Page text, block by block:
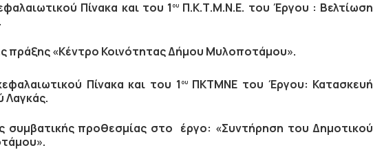
Πίνακα και του 1 ου Π.Κ.Τ.Μ.Ν.Ε. του Έργου : Βελτίωση
πράξης «Κέντρο Κοινότητας Δήμου Μυλοποτάμου».
Πίνακα και του 1 ουΠΚΤΜΝΕ του Έργου: Κατασκευή
Λαγκάς.
προθεσμίας στο έργο: «Συντήρηση του Δημοτικού